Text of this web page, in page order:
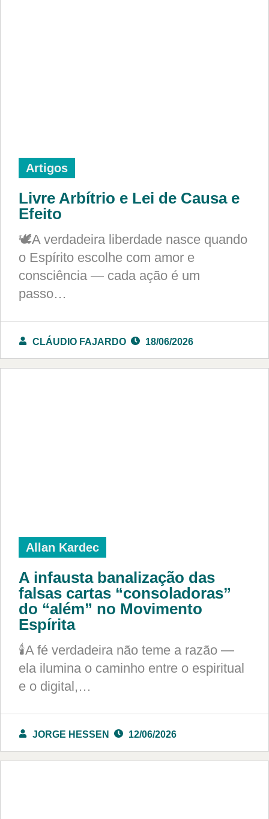
Artigos
Livre Arbítrio e Lei de Causa e
Efeito
🕊️A verdadeira liberdade nasce quando
o Espírito escolhe com amor e
consciência — cada ação é um
passo…
CLÁUDIO FAJARDO 18/06/2026
Allan Kardec
A infausta banalização das
falsas cartas “consoladoras”
do “além” no Movimento
Espírita
🕯️A fé verdadeira não teme a razão —
ela ilumina o caminho entre o espiritual
e o digital,…
JORGE HESSEN 12/06/2026